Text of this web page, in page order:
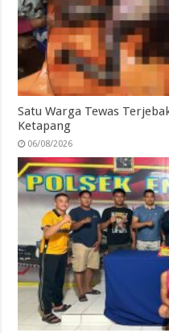
Satu Warga Tewas
Ketapang
06/08/2026